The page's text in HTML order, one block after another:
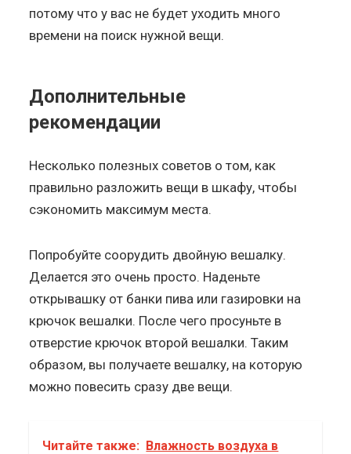
потому что у вас не будет уходить много
времени на поиск нужной вещи.
Дополнительные
рекомендации
Несколько полезных советов о том, как
правильно разложить вещи в шкафу, чтобы
сэкономить максимум места.
Попробуйте соорудить двойную вешалку.
Делается это очень просто. Наденьте
открывашку от банки пива или газировки на
крючок вешалки. После чего просуньте в
отверстие крючок второй вешалки. Таким
образом, вы получаете вешалку, на которую
можно повесить сразу две вещи.
Читайте также: Влажность воздуха в